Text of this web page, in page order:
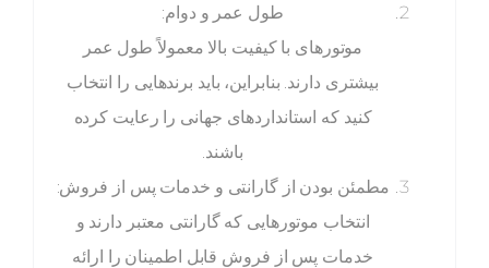
طول عمر و دوام:
موتورهای با کیفیت بالا معمولاً طول عمر
بیشتری دارند. بنابراین، باید برندهایی را انتخاب
کنید که استانداردهای جهانی را رعایت کرده
باشند.
مطمئن بودن از گارانتی و خدمات پس از فروش:
انتخاب موتورهایی که گارانتی معتبر دارند و
خدمات پس از فروش قابل اطمینان را ارائه